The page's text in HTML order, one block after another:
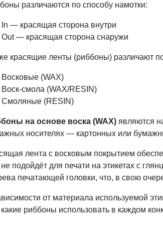
различаются по способу намотки:
In — красящая сторона внутри
Out — красящая сторона снаружи
красящие ленты (риббоны) различают
Восковые (WAX)
Воск-смола (WAX/RESIN)
Смоляные (RESIN)
на основе воска (WAX) являются
носителях — картонных или
лента с восковым покрытием
подойдёт для печати на этикетах с
печатающей головки, что, в свою
от материала используемой
риббоны использовать в каждом